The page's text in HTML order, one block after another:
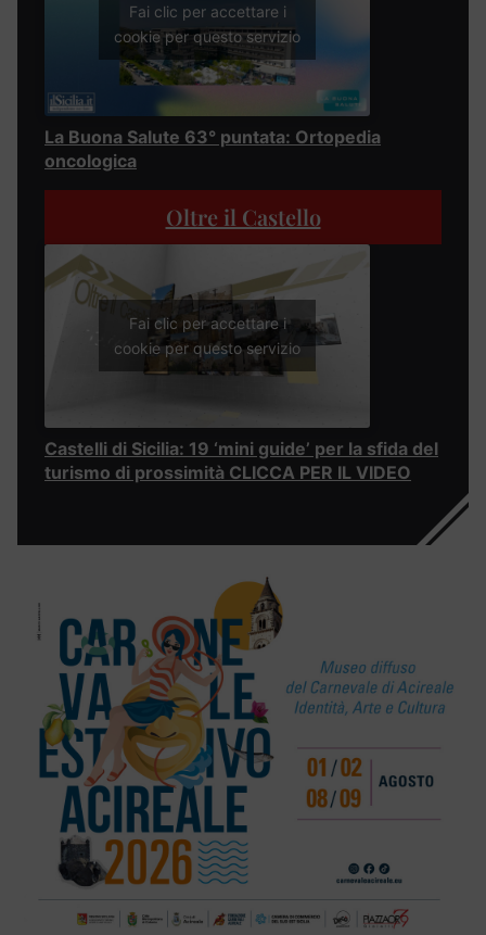
Fai clic per accettare i
cookie per questo servizio
La Buona Salute 63° puntata: Ortopedia
oncologica
Oltre il Castello
Fai clic per accettare i
cookie per questo servizio
Castelli di Sicilia: 19 ‘mini guide’ per la sfida del
turismo di prossimità CLICCA PER IL VIDEO